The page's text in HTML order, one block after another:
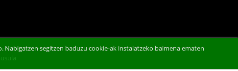
segitzen baduzu cookie-ak instalatzeko baimena ematen